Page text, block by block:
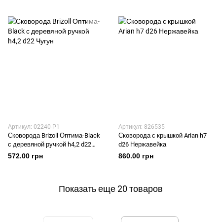
Артикул: 02240-Р1
Сковорода Brizoll Оптима-Black
с деревяной ручкой h4,2 d22
Чугун
572.00 грн
Артикул: 826535
Сковорода с крышкой Arian h7
d26 Нержавейка
860.00 грн
Показать еще 20 товаров